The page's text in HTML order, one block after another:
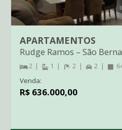
APARTAMENTOS
Rudge Ramos – São
2 1 2 2
Venda:
R$ 636.000,00